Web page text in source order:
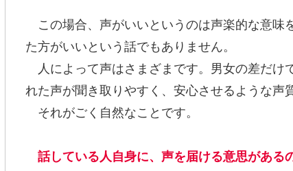
この場合、声がいいというのは声楽的な意味
た方がいいという話でもありません。
人によって声はさまざまです。男女の差だけ
れた声が聞き取りやすく、安心させるような声
それがごく自然なことです。
話している人自身に、声を届ける意思がある